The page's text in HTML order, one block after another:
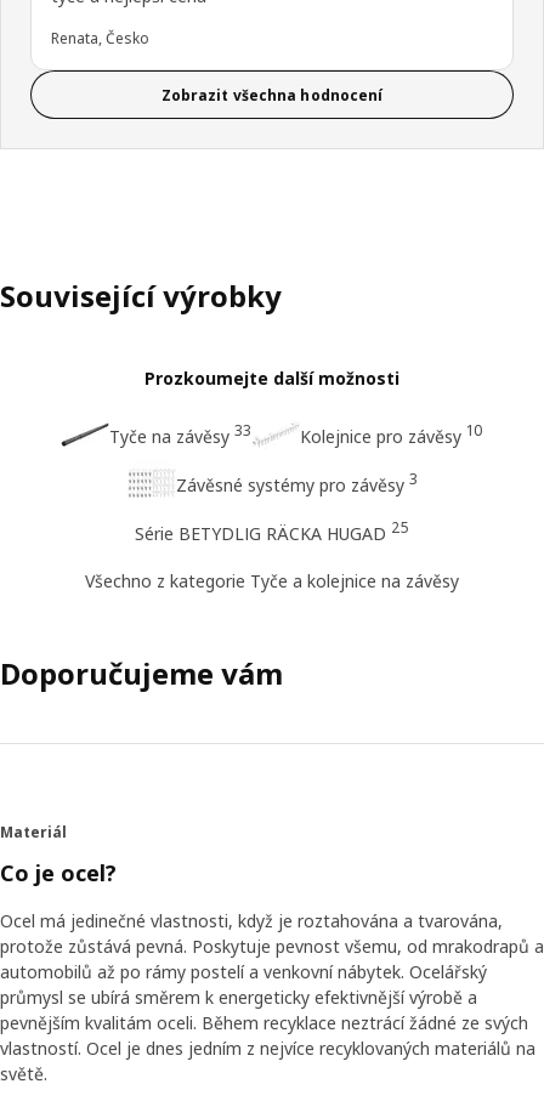
Renata, Česko
Zobrazit všechna hodnocení
Související výrobky
Prozkoumejte další možnosti
Tyče na závěsy 33 Kolejnice pro závěsy 10
Závěsné systémy pro závěsy 3
Série BETYDLIG RÄCKA HUGAD 25
Všechno z kategorie Tyče a kolejnice na závěsy
Doporučujeme vám
Materiál
Co je ocel?
Ocel má jedinečné vlastnosti, když je roztahována a tvarována,
protože zůstává pevná. Poskytuje pevnost všemu, od mrakodrapů a
automobilů až po rámy postelí a venkovní nábytek. Ocelářský
průmysl se ubírá směrem k energeticky efektivnější výrobě a
pevnějším kvalitám oceli. Během recyklace neztrácí žádné ze svých
vlastností. Ocel je dnes jedním z nejvíce recyklovaných materiálů na
světě.